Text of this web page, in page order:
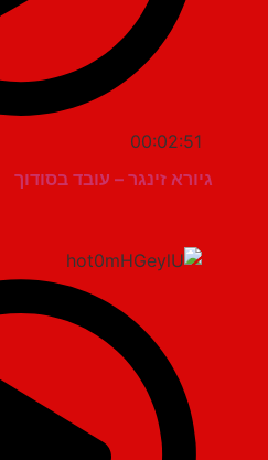
00:02:51
גיורא זינגר – עובד בסודוך